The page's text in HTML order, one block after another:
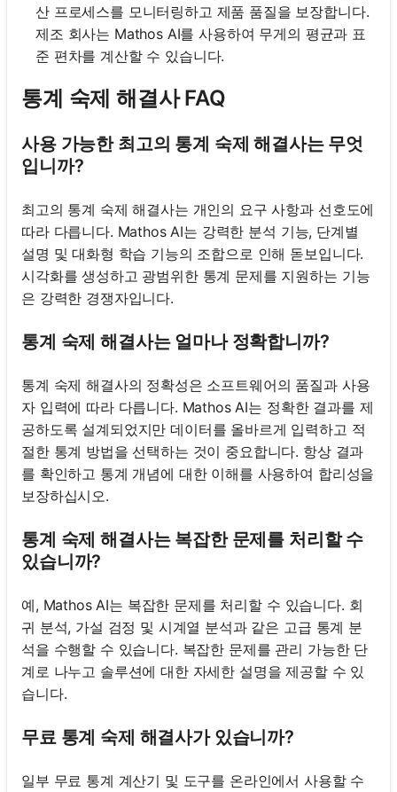
산 프로세스를 모니터링하고 제품 품질을 보장합니다.
제조 회사는 Mathos AI를 사용하여 무게의 평균과 표
준 편차를 계산할 수 있습니다.
통계 숙제 해결사 FAQ
사용 가능한 최고의 통계 숙제 해결사는 무엇
입니까?
최고의 통계 숙제 해결사는 개인의 요구 사항과 선호도에
따라 다릅니다. Mathos AI는 강력한 분석 기능, 단계별
설명 및 대화형 학습 기능의 조합으로 인해 돋보입니다.
시각화를 생성하고 광범위한 통계 문제를 지원하는 기능
은 강력한 경쟁자입니다.
통계 숙제 해결사는 얼마나 정확합니까?
통계 숙제 해결사의 정확성은 소프트웨어의 품질과 사용
자 입력에 따라 다릅니다. Mathos AI는 정확한 결과를 제
공하도록 설계되었지만 데이터를 올바르게 입력하고 적
절한 통계 방법을 선택하는 것이 중요합니다. 항상 결과
를 확인하고 통계 개념에 대한 이해를 사용하여 합리성을
보장하십시오.
통계 숙제 해결사는 복잡한 문제를 처리할 수
있습니까?
예, Mathos AI는 복잡한 문제를 처리할 수 있습니다. 회
귀 분석, 가설 검정 및 시계열 분석과 같은 고급 통계 분
석을 수행할 수 있습니다. 복잡한 문제를 관리 가능한 단
계로 나누고 솔루션에 대한 자세한 설명을 제공할 수 있
습니다.
무료 통계 숙제 해결사가 있습니까?
일부 무료 통계 계산기 및 도구를 온라인에서 사용할 수